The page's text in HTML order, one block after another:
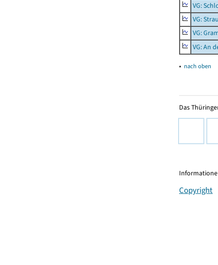
VG:
VG:
VG:
VG: An
▴ nach oben
Das
Copyright